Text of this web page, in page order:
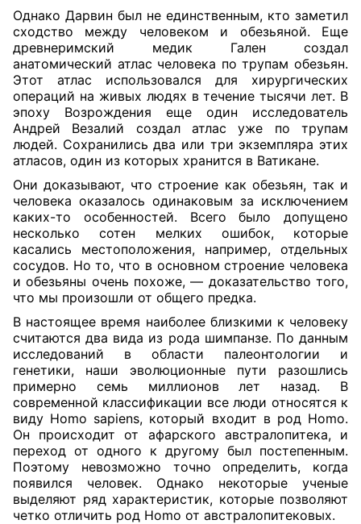
Однако Дарвин был не единственным, кто заметил
сходство между человеком и обезьяной. Еще
древнеримский медик Гален создал
анатомический атлас человека по трупам обезьян.
Этот атлас использовался для хирургических
операций на живых людях в течение тысячи лет. В
эпоху Возрождения еще один исследователь
Андрей Везалий создал атлас уже по трупам
людей. Сохранились два или три экземпляра этих
атласов, один из которых хранится в Ватикане.
Они доказывают, что строение как обезьян, так и
человека оказалось одинаковым за исключением
каких-то особенностей. Всего было допущено
несколько сотен мелких ошибок, которые
касались местоположения, например, отдельных
сосудов. Но то, что в основном строение человека
и обезьяны очень похоже, — доказательство того,
что мы произошли от общего предка.
В настоящее время наиболее близкими к человеку
считаются два вида из рода шимпанзе. По данным
исследований в области палеонтологии и
генетики, наши эволюционные пути разошлись
примерно семь миллионов лет назад. В
современной классификации все люди относятся к
виду Homo sapiens, который входит в род Homo.
Он происходит от афарского австралопитека, и
переход от одного к другому был постепенным.
Поэтому невозможно точно определить, когда
появился человек. Однако некоторые ученые
выделяют ряд характеристик, которые позволяют
четко отличить род Homo от австралопитековых.